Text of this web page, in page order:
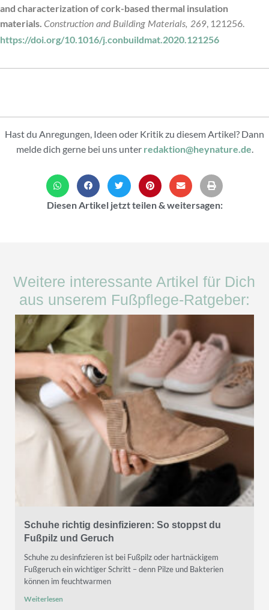
and characterization of cork-based thermal insulation
materials. Construction and Building Materials, 269, 121256.
https://doi.org/10.1016/j.conbuildmat.2020.121256
Hast du Anregungen, Ideen oder Kritik zu diesem Artikel? Dann
melde dich gerne bei uns unter redaktion@heynature.de.
Diesen Artikel jetzt teilen & weitersagen:
Weitere interessante Artikel für Dich
aus unserem Fußpflege-Ratgeber:
Schuhe richtig desinfizieren: So stoppst du
Fußpilz und Geruch
Schuhe zu desinfizieren ist bei Fußpilz oder hartnäckigem
Fußgeruch ein wichtiger Schritt – denn Pilze und Bakterien
können im feuchtwarmen
Weiterlesen